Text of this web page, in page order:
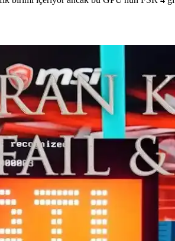
Düşürme Güncellemesi ve
aşırı ısınmasını önlemek için
Dizüstü Bilgisayarlarında
on ARM oyun dizüstü bilgisayarlarında
Analizi ve Nvidia RTX 5070
ve enerji verimliliği sağlarken, yazılım
ve Performans
RTX 5080 ve RTX 4080 SUPER öne